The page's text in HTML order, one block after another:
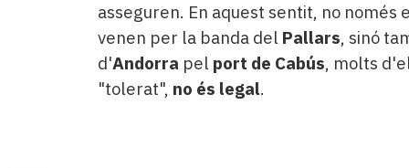
asseguren. En aquest sentit, no
venen per la banda del Pallars, sinó
d'Andorra pel port de Cabús, molts
"tolerat", no és legal.